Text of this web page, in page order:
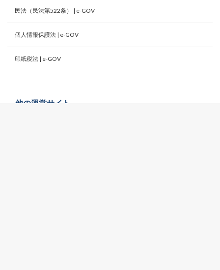
民法（民法第522条） | e-GOV
個人情報保護法 | e-GOV
印紙税法 | e-GOV
他の運営サイト